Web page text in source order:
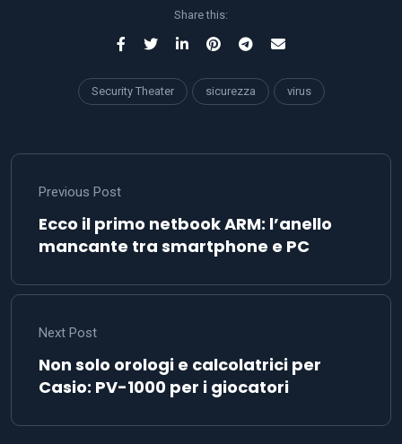
Share this:
Security Theater sicurezza virus
Previous Post
Ecco il primo netbook ARM: l’anello
mancante tra smartphone e PC
Next Post
Non solo orologi e calcolatrici per
Casio: PV-1000 per i giocatori